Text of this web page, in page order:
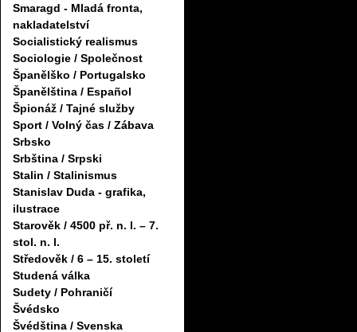
Smaragd - Mladá fronta,
nakladatelství
Socialistický realismus
Sociologie / Společnost
Španělško / Portugalsko
Španělština / Español
Špionáž / Tajné služby
Sport / Volný čas / Zábava
Srbsko
Srbština / Srpski
Stalin / Stalinismus
Stanislav Duda - grafika,
ilustrace
Starověk / 4500 př. n. l. – 7.
stol. n. l.
Středověk / 6 – 15. století
Studená válka
Sudety / Pohraničí
Švédsko
Švédština / Svenska